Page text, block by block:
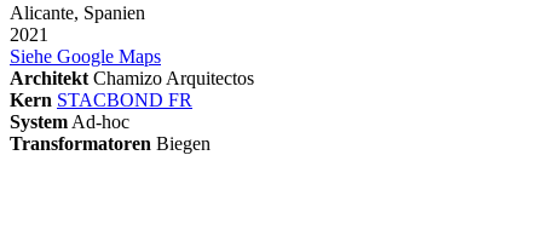
Alicante, Spanien
2021
Siehe Google Maps
Architekt Chamizo Arquitectos
Kern STACBOND FR
System Ad-hoc
Transformatoren Biegen